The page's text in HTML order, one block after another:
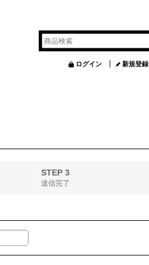
ログイン 新規登録
STEP 3
送信完了